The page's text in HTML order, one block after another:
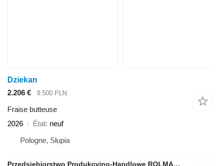
Dziekan
2.206 €
9.500 PLN
Fraise butteuse
2026
État neuf
Pologne, Słupia
Przedsiębiorstwo Produkcyjno-Handlowe ROLMAPOL Marcin Dziekan